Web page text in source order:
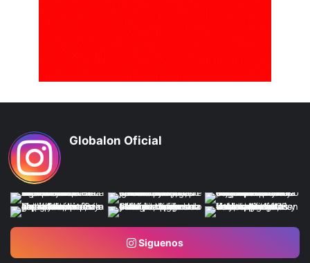
Globalon Oficial
Siguenos